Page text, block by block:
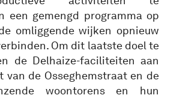
een gemengd programma op
omliggende wijken opnieuw
Om dit laatste doel te
de Delhaize-faciliteiten aan
van de Osseghemstraat en de
woontorens en hun